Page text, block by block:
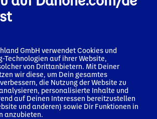
in D-A-CH
GmbH verwendet Cookies und
Technologien auf ihrer Website,
von Drittanbietern. Mit Deiner
wir diese, um Dein gesamtes
die Nutzung der Website zu
personalisierte Inhalte und
auf Deinen Interessen bereitzustellen
und anderen) sowie Dir Funktionen in
anzubieten.